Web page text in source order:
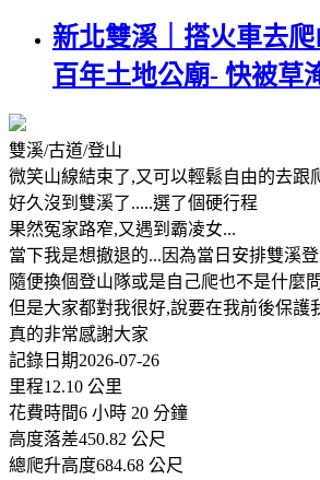
新北雙溪｜搭火車去
百年土地公廟- 快被草
雙溪/古道/登山
微笑山線結束了,又可以輕鬆自由的去跟
好久沒到雙溪了.....選了個硬行程
果然冤家路窄,又遇到霸凌女...
當下我是想撤退的...因為當日安排雙溪
隨便換個登山隊或是自己爬也不是什麼
但是大家都對我很好,說要在我前後保護
真的非常感謝大家
記錄日期2026-07-26
里程12.10 公里
花費時間6 小時 20 分鐘
高度落差450.82 公尺
總爬升高度684.68 公尺